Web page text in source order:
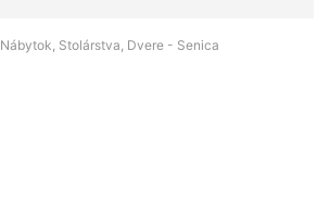
Nábytok, Stolárstva, Dvere - Senica